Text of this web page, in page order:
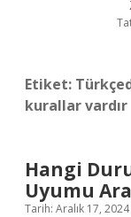
Etiket:
kurallar vardır
Hangi
Uyumu
Tarih: Aralık 17, 2024